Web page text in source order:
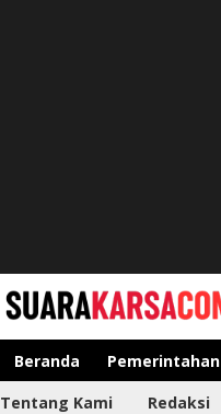
suarakarsa.com
Informasi terpercaya
Beranda Pemerintahan
Tentang Kami Redaksi